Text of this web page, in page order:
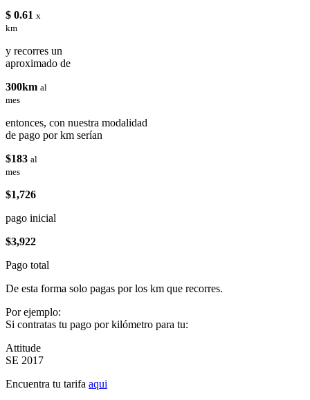
$ 0.61 x
km
y recorres un
aproximado de
300km al
mes
entonces, con nuestra modalidad
de pago por km serían
$183 al
mes
$1,726
pago inicial
$3,922
Pago total
De esta forma solo pagas por los km que recorres.
Por ejemplo:
Si contratas tu pago por kilómetro para tu:
Attitude
SE 2017
Encuentra tu tarifa aqui